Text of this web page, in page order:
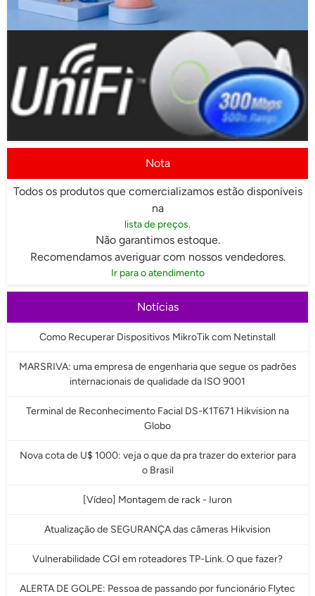
Nota
Todos os produtos que comercializamos estão disponíveis
na
lista de preços.
Não garantimos estoque.
Recomendamos averiguar com nossos vendedores.
Ir para o atendimento
Notícias
Como Recuperar Dispositivos MikroTik com Netinstall
MARSRIVA: uma empresa de engenharia que segue os padrões
internacionais de qualidade da ISO 9001
Terminal de Reconhecimento Facial DS-K1T671 Hikvision na
Globo
Nova cota de U$ 1000: veja o que da pra trazer do exterior para
o Brasil
[Vídeo] Montagem de rack - Iuron
Atualização de SEGURANÇA das câmeras Hikvision
Vulnerabilidade CGI em roteadores TP-Link. O que fazer?
ALERTA DE GOLPE: Pessoa de passando por funcionário Flytec